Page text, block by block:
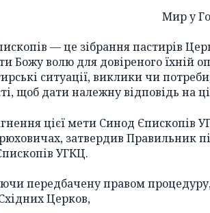
Мир у
— це зібрання пастирів
Божу волю для довіреного їхній
ситуації, виклики чи
щоб дати належну відповідь на
цієї мети Синод Єпископів
затвердив Правильник
УГКЦ.
передбачену правом
Церков,